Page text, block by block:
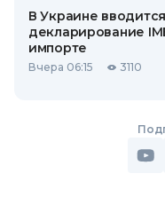
В Украине
декларирование
импорте
Вчера 06:15 3110